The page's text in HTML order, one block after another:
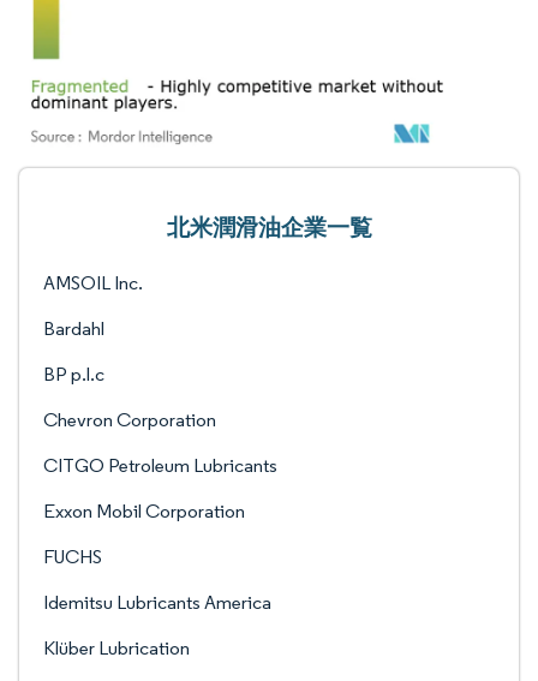
北米潤滑油企業一覧
AMSOIL Inc.
Bardahl
BP p.l.c
Chevron Corporation
CITGO Petroleum Lubricants
Exxon Mobil Corporation
FUCHS
Idemitsu Lubricants America
Klüber Lubrication